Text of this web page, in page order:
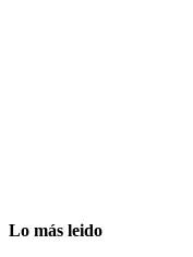
Lo más leido